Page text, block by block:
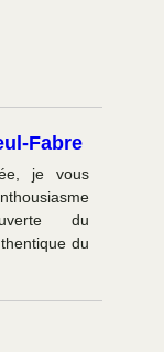
Fabre
je vous
du
du